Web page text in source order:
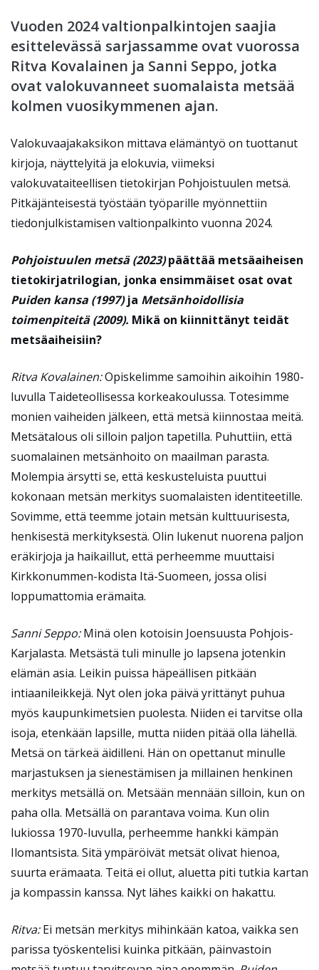
Vuoden 2024 valtionpalkintojen saajia
esittelevässä sarjassamme ovat vuorossa
Ritva Kovalainen ja Sanni Seppo, jotka
ovat valokuvanneet suomalaista metsää
kolmen vuosikymmenen ajan.
Valokuvaajakaksikon mittava elämäntyö on tuottanut
kirjoja, näyttelyitä ja elokuvia, viimeksi
valokuvataiteellisen tietokirjan Pohjoistuulen metsä.
Pitkäjänteisestä työstään työparille myönnettiin
tiedonjulkistamisen valtionpalkinto vuonna 2024.
Pohjoistuulen metsä (2023)päättää metsäaiheisen
tietokirjatrilogian, jonka ensimmäiset osat ovat
Puiden kansa (1997)ja Metsänhoidollisia
toimenpiteitä (2009). Mikä on kiinnittänyt teidät
metsäaiheisiin?
Ritva Kovalainen:Opiskelimme samoihin aikoihin 1980-
luvulla Taideteollisessa korkeakoulussa. Totesimme
monien vaiheiden jälkeen, että metsä kiinnostaa meitä.
Metsätalous oli silloin paljon tapetilla. Puhuttiin, että
suomalainen metsänhoito on maailman parasta.
Molempia ärsytti se, että keskusteluista puuttui
kokonaan metsän merkitys suomalaisten identiteetille.
Sovimme, että teemme jotain metsän kulttuurisesta,
henkisestä merkityksestä. Olin lukenut nuorena paljon
eräkirjoja ja haikaillut, että perheemme muuttaisi
Kirkkonummen-kodista Itä-Suomeen, jossa olisi
loppumattomia erämaita.
Sanni Seppo:Minä olen kotoisin Joensuusta Pohjois-
Karjalasta. Metsästä tuli minulle jo lapsena jotenkin
elämän asia. Leikin puissa häpeällisen pitkään
intiaanileikkejä. Nyt olen joka päivä yrittänyt puhua
myös kaupunkimetsien puolesta. Niiden ei tarvitse olla
isoja, etenkään lapsille, mutta niiden pitää olla lähellä.
Metsä on tärkeä äidilleni. Hän on opettanut minulle
marjastuksen ja sienestämisen ja millainen henkinen
merkitys metsällä on. Metsään mennään silloin, kun on
paha olla. Metsällä on parantava voima. Kun olin
lukiossa 1970-luvulla, perheemme hankki kämpän
Ilomantsista. Sitä ympäröivät metsät olivat hienoa,
suurta erämaata. Teitä ei ollut, aluetta piti tutkia kartan
ja kompassin kanssa. Nyt lähes kaikki on hakattu.
Ritva:Ei metsän merkitys mihinkään katoa, vaikka sen
parissa työskentelisi kuinka pitkään, päinvastoin